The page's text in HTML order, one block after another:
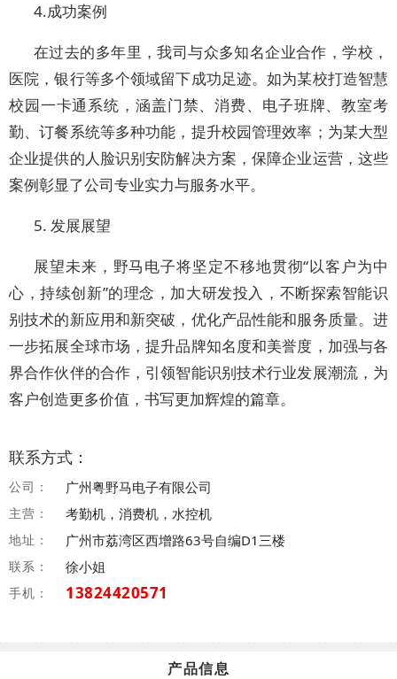
4.成功案例
在过去的多年里 ，我司与众多知名企业合作，学校，
医院，银行等多个领域留下成功足迹。如为某校打造智慧
校园一卡通系统，涵盖门禁、消费、 电子班牌、教室考
勤、订餐系统等多种功能，提升校园管理效率；为某大型
企业提供的人脸识别安防解决方案，保障企业运营，这些
案例彰显了公司专业实力与服务水平。
5. 发展展望
展望未来，野马电子将坚定不移地贯彻“以客户为中
心，持续创新”的理念，加大研发投入，不断探索智能识
别技术的新应用和新突破，优化产品性能和服务质量。进
一步拓展全球市场，提升品牌知名度和美誉度，加强与各
界合作伙伴的合作，引领智能识别技术行业发展潮流，为
客户创造更多价值，书写更加辉煌的篇章。
联系方式：
公司： 广州粤野马电子有限公司
主营： 考勤机，消费机，水控机
地址： 广州市荔湾区西增路63号自编D1三楼
联系： 徐小姐
手机： 13824420571
产品信息